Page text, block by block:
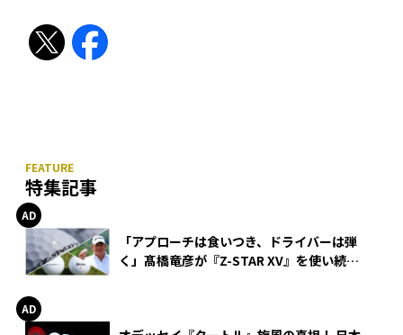
特集記事
「アプローチは食いつき、ドライバーは弾
く」髙橋竜彦が『Z-STAR XV』を使い続け